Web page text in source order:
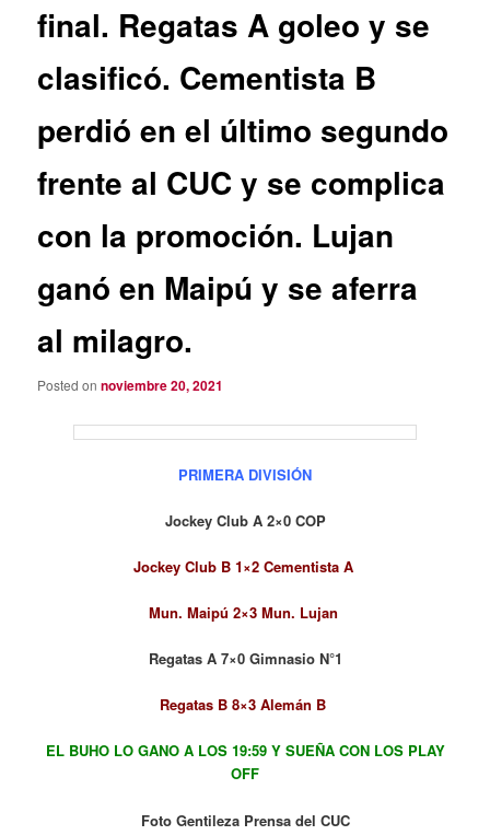
final. Regatas A goleo y se
clasificó. Cementista B
perdió en el último segundo
frente al CUC y se complica
con la promoción. Lujan
ganó en Maipú y se aferra
al milagro.
Posted onnoviembre 20, 2021
PRIMERA DIVISIÓN
Jockey Club A 2×0 COP
Jockey Club B 1×2 Cementista A
Mun. Maipú 2×3 Mun. Lujan
Regatas A 7×0 Gimnasio N°1
Regatas B 8×3 Alemán B
EL BUHO LO GANO A LOS 19:59 Y SUEÑA CON LOS PLAY
OFF
Foto Gentileza Prensa del CUC